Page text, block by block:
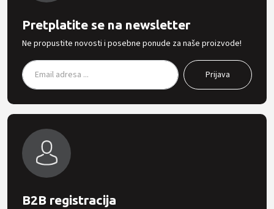
Pretplatite se na newsletter
Ne propustite novosti i posebne ponude za naše proizvode!
B2B registracija